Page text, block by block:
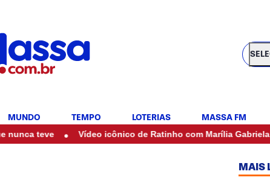
MUNDO TEMPO LOTERIAS MASSA FM
• Vídeo icônico de Ratinho com Marília Gabriela
MAIS